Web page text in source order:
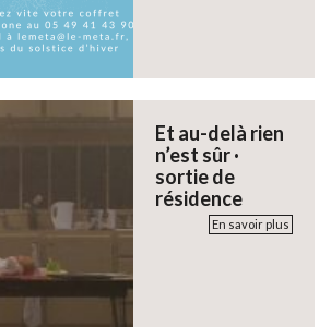
Et au-delà rien
n’est sûr ·
sortie de
résidence
En savoir plus